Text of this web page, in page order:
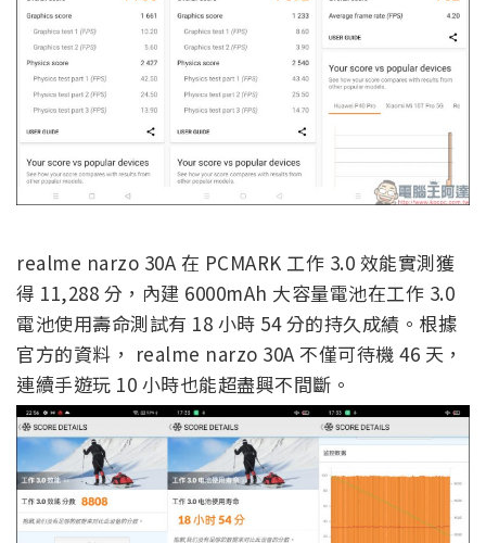
realme narzo 30A 在 PCMARK 工作 3.0 效能實測獲
得 11,288 分，內建 6000mAh 大容量電池在工作 3.0
電池使用壽命測試有 18 小時 54 分的持久成績。根據
官方的資料， realme narzo 30A 不僅可待機 46 天，
連續手遊玩 10 小時也能超盡興不間斷。